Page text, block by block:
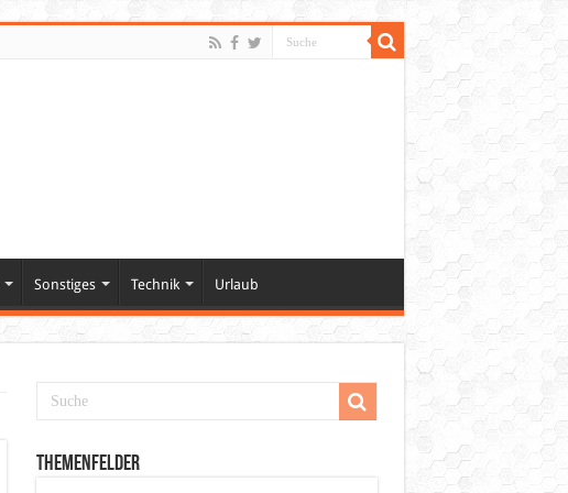
Sonstiges Technik Urlaub
Themenfelder